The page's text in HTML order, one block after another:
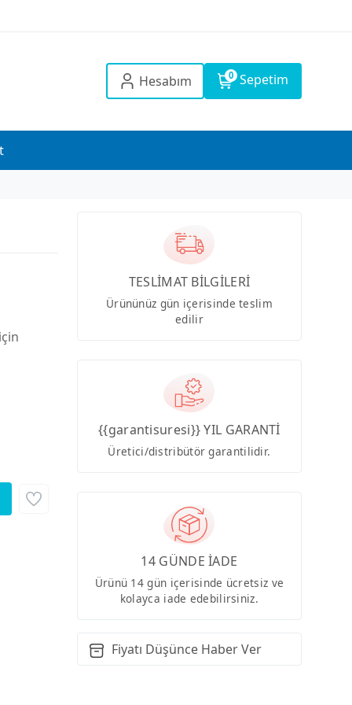
Hesabım 0 Sepetim
TESLİMAT BİLGİLERİ
Ürününüz gün içerisinde teslim
edilir
{{garantisuresi}} YIL GARANTİ
Üretici/distribütör garantilidir.
14 GÜNDE İADE
Ürünü 14 gün içerisinde ücretsiz ve
kolayca iade edebilirsiniz.
Fiyatı Düşünce Haber Ver